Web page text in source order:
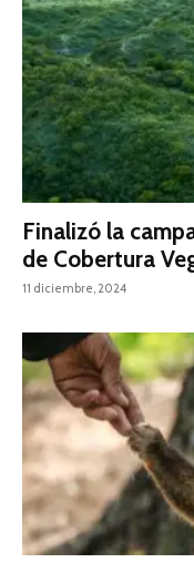
Finalizó la
de Cobertura
11 diciembre, 2024